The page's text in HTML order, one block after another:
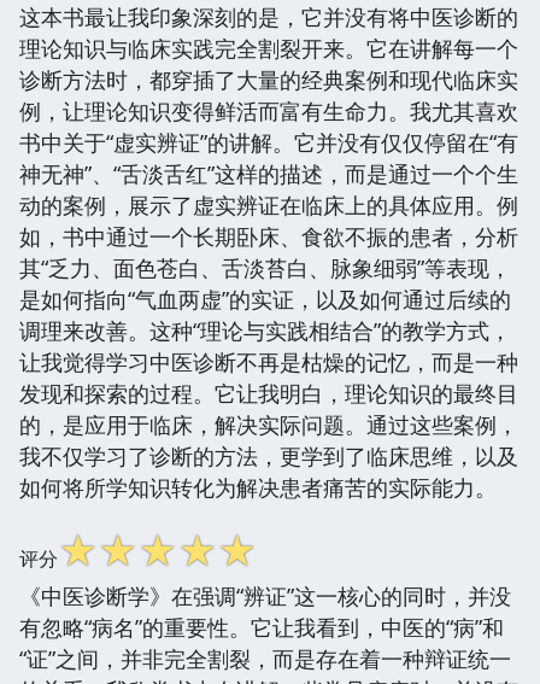
这本书最让我印象深刻的是，它并没有将中医诊断的
理论知识与临床实践完全割裂开来。它在讲解每一个
诊断方法时，都穿插了大量的经典案例和现代临床实
例，让理论知识变得鲜活而富有生命力。我尤其喜欢
书中关于“虚实辨证”的讲解。它并没有仅仅停留在“有
神无神”、“舌淡舌红”这样的描述，而是通过一个个生
动的案例，展示了虚实辨证在临床上的具体应用。例
如，书中通过一个长期卧床、食欲不振的患者，分析
其“乏力、面色苍白、舌淡苔白、脉象细弱”等表现，
是如何指向“气血两虚”的实证，以及如何通过后续的
调理来改善。这种“理论与实践相结合”的教学方式，
让我觉得学习中医诊断不再是枯燥的记忆，而是一种
发现和探索的过程。它让我明白，理论知识的最终目
的，是应用于临床，解决实际问题。通过这些案例，
我不仅学习了诊断的方法，更学到了临床思维，以及
如何将所学知识转化为解决患者痛苦的实际能力。
评分☆☆☆☆☆
《中医诊断学》在强调“辨证”这一核心的同时，并没
有忽略“病名”的重要性。它让我看到，中医的“病”和
“证”之间，并非完全割裂，而是存在着一种辩证统一